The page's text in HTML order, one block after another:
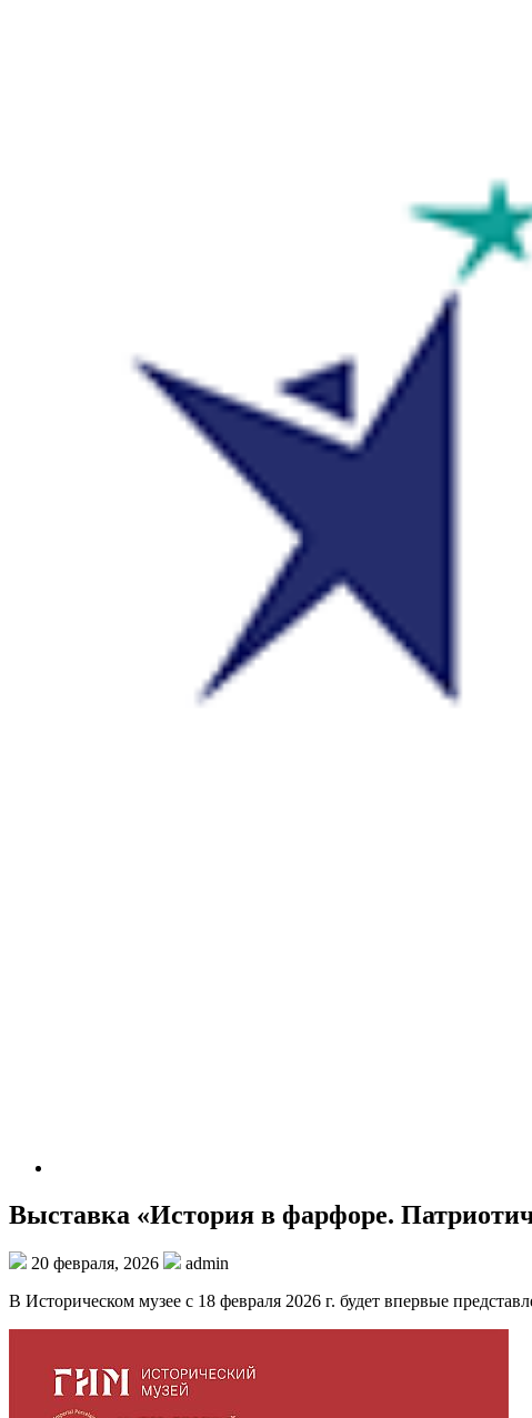
Выставка «История в фарфоре.
20 февраля, 2026
admin
В Историческом музее с 18 февраля 2026 г. будет впервые